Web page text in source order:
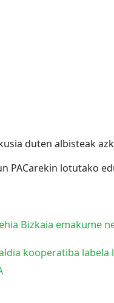
duten albisteak
PACarekin lotutako
Bizkaia emakume
kooperatiba labela